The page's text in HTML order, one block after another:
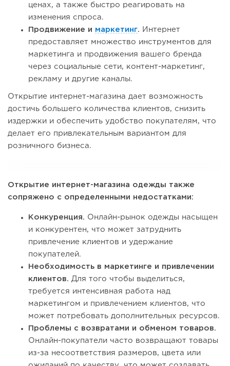
ценах, а также быстро реагировать на
изменения спроса.
Продвижение и маркетинг. Интернет
предоставляет множество инструментов для
маркетинга и продвижения вашего бренда
через социальные сети, контент-маркетинг,
рекламу и другие каналы.
Открытие интернет-магазина дает возможность
достичь большего количества клиентов, снизить
издержки и обеспечить удобство покупателям, что
делает его привлекательным вариантом для
розничного бизнеса.
Открытие интернет-магазина одежды также
сопряжено с определенными недостатками:
Конкуренция. Онлайн-рынок одежды насыщен
и конкурентен, что может затруднить
привлечение клиентов и удержание
покупателей.
Необходимость в маркетинге и привлечении
клиентов. Для того чтобы выделиться,
требуется интенсивная работа над
маркетингом и привлечением клиентов, что
может потребовать дополнительных ресурсов.
Проблемы с возвратами и обменом товаров.
Онлайн-покупатели часто возвращают товары
из-за несоответствия размеров, цвета или